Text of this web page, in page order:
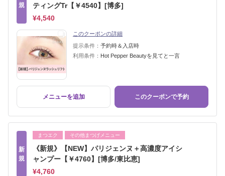
規
ティングTr【￥4540】[博多]
¥4,540
このクーポンの詳細
提示条件： 予約時＆入店時
利用条件： Hot Pepper Beautyを見てと一言
メニューを追加 このクーポンで予約
新
規
まつエク その他まつげメニュー
《新規》【NEW】パリジェンヌ＋高濃度アイシ
ャンプー【￥4760】[博多/東比恵]
¥4,760